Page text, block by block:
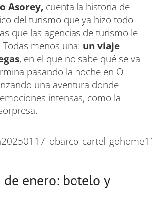
Asorey, cuenta la historia de
del turismo que ya hizo todo
que las agencias de turismo le
menos una: un viaje
, en el que no sabe qué se va
pasando la noche en O
una aventura donde
intensas, como la
de enero: botelo y